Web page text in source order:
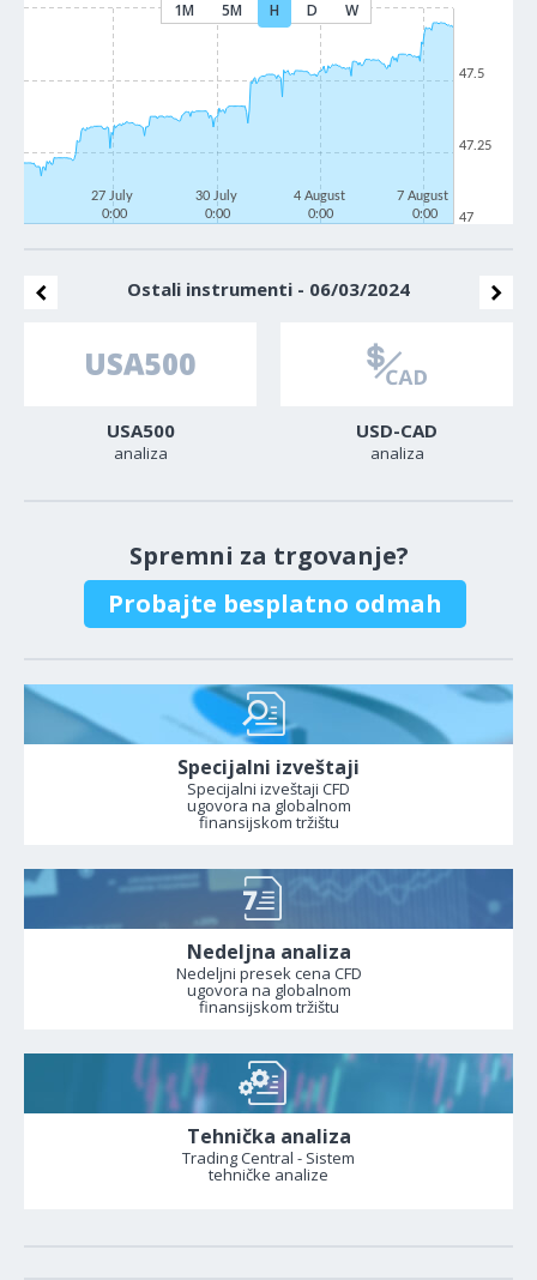
1M 5M H D W
27 July
0:00
30 July
0:00
4 August
0:00
7 August
0:00
47
47.25
47.5
Ostali instrumenti - 06/03/2024
USA500
analiza
USD-CAD
analiza
Spremni za trgovanje?
Probajte besplatno odmah
Specijalni izveštaji
Specijalni izveštaji CFD
ugovora na globalnom
finansijskom tržištu
Nedeljna analiza
Nedeljni presek cena CFD
ugovora na globalnom
finansijskom tržištu
Tehnička analiza
Trading Central - Sistem
tehničke analize